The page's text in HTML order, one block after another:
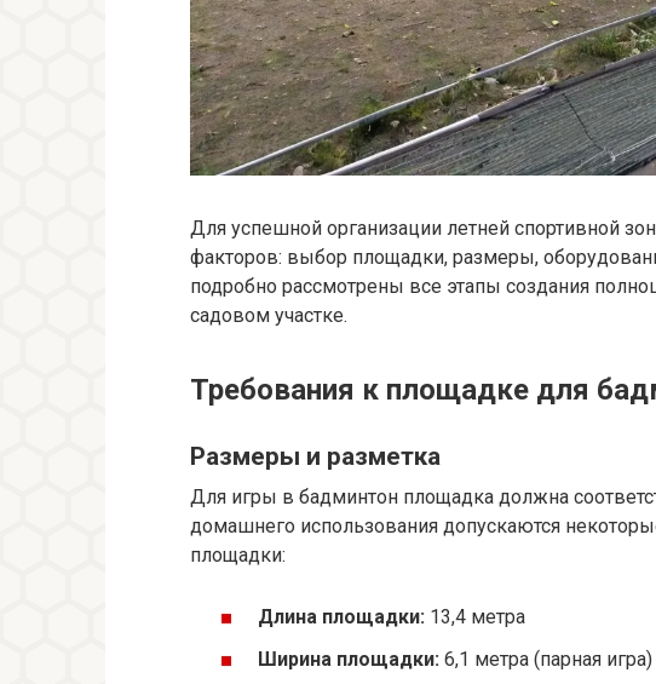
Для успешной организации летней спортивной
факторов: выбор площадки, размеры,
подробно рассмотрены все этапы создания
садовом участке.
Требования к площадке для
Размеры и разметка
Для игры в бадминтон площадка должна
домашнего использования допускаются
площадки:
Длина площадки: 13,4 метра
Ширина площадки: 6,1 метра (парная